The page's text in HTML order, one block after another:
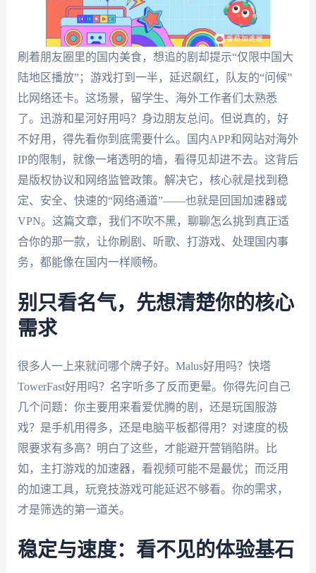
刷着朋友圈里的国内美食，想追的剧却提示“仅限中国大
陆地区播放”；游戏打到一半，延迟飙红，队友的“问候”
比网络还卡。这场景，留学生、海外工作者们太熟悉
了。迅游和星河好用吗？身边朋友总问。但说真的，好
不好用，得先看你到底需要什么。国内APP和网站对海外
IP的限制，就像一堵透明的墙，看得见却进不去。这背后
是版权协议和网络监管政策。解决它，核心就是找到稳
定、安全、快速的“网络通道”——也就是回国加速器或
VPN。这篇文章，我们不吹不黑，聊聊怎么挑到真正适
合你的那一款，让你刷剧、听歌、打游戏、处理国内事
务，都能像在国内一样顺畅。
别只看名气，先想清楚你的核心
需求
很多人一上来就问哪个牌子好。Malus好用吗？快塔
TowerFast好用吗？名字听多了反而更晕。你得先问自己
几个问题：你主要用来看爱优腾的剧，还是玩国服游
戏？是手机用得多，还是电脑平板都得用？对速度的极
限要求有多高？明白了这些，才能避开营销陷阱。比
如，主打游戏的加速器，看视频可能不是最优；而泛用
的加速工具，玩竞技游戏可能延迟不够看。你的需求，
才是筛选的第一道关。
稳定与速度：看不见的体验基石